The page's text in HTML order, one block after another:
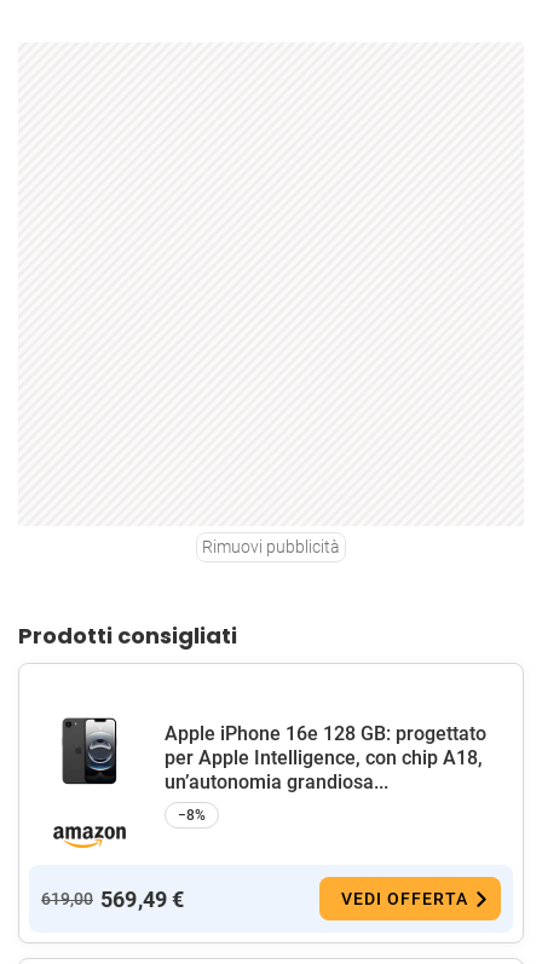
Rimuovi pubblicità
Prodotti consigliati
Apple iPhone 16e 128 GB: progettato
per Apple Intelligence, con chip A18,
un’autonomia grandiosa...
−8%
619,00 569,49 € VEDI OFFERTA